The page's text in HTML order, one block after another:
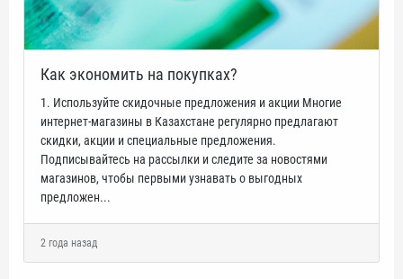
Как экономить на покупках?
1. Используйте скидочные предложения и акции Многие
интернет-магазины в Казахстане регулярно предлагают
скидки, акции и специальные предложения.
Подписывайтесь на рассылки и следите за новостями
магазинов, чтобы первыми узнавать о выгодных
предложен...
2 года назад